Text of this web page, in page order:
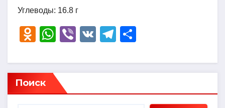
Углеводы: 16.8 г
O
n
o
kl
W
at
s
A
Vi
er
V
T
e
a
р
в
Поиск